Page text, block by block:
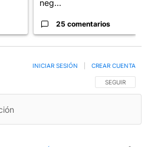
neg...
25 comentarios
SIGA ESTA
SEGUIR
INICIAR SESIÓN CREAR CUENTA